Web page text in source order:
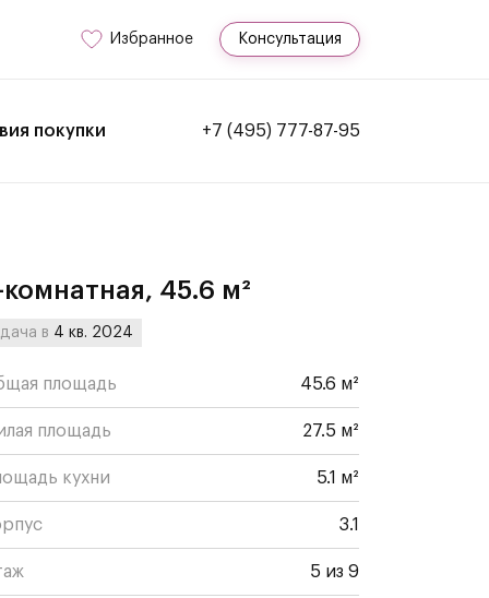
Избранное Консультация
покупки +7 (495) 777-87-95
комнатная, 45.6 м²
в 4 кв. 2024
площадь 45.6 м²
площадь 27.5 м²
кухни 5.1 м²
3.1
5 из 9